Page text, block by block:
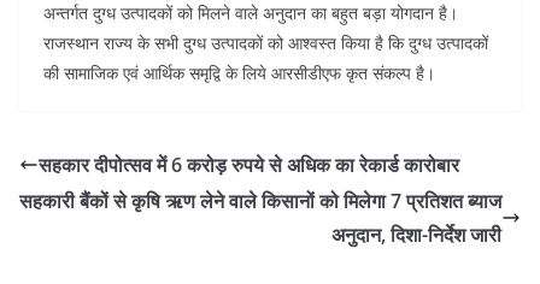
अन्तर्गत दुग्ध उत्पादकों को मिलने वाले अनुदान का बहुत बड़ा योगदान है।
राजस्थान राज्य के सभी दुग्ध उत्पादकों को आश्वस्त किया है कि दुग्ध उत्पादकों
की सामाजिक एवं आर्थिक समृद्वि के लिये आरसीडीएफ कृत संकल्प है।
सहकार दीपोत्सव में 6 करोड़ रुपये से अधिक का रेकार्ड कारोबार
सहकारी बैंकों से कृषि ऋण लेने वाले किसानों को मिलेगा 7 प्रतिशत ब्याज
अनुदान, दिशा-निर्देश जारी